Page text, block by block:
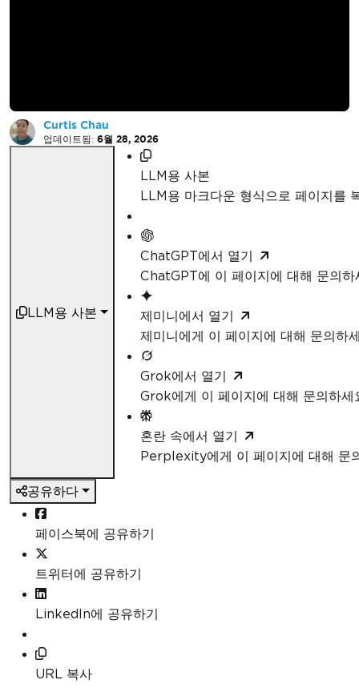
Curtis Chau
업데이트됨: 6월 28, 2026
LLM용 사본
LLM용 사본
LLM용 마크다운 형식으로 페이지를
ChatGPT에서 열기
ChatGPT에 이 페이지에 대해 문의하
제미니에서 열기
제미니에게 이 페이지에 대해 문의하
Grok에서 열기
Grok에게 이 페이지에 대해 문의하세
혼란 속에서 열기
Perplexity에게 이 페이지에 대해 문
공유하다
페이스북에 공유하기
트위터에 공유하기
LinkedIn에 공유하기
URL 복사